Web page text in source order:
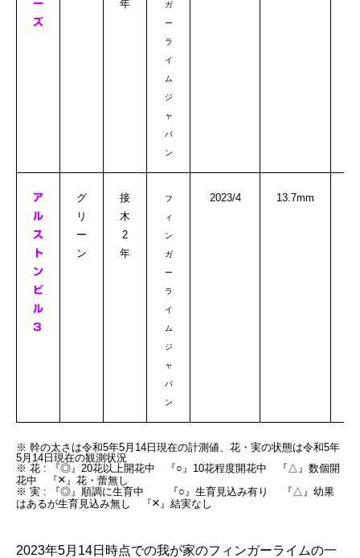
ー
ズ
年
ガ
ー
ラ
イ
ム
ジ
ャ
パ
ン
ア
ル
ス
ト
ン
ビ
ル
3
グ
リ
ー
ン
接
木
2
年
フ
ィ
ン
ガ
ー
ラ
イ
ム
ジ
ャ
パ
ン
2023/4 13.7mm
※ 幹の太さは令和5年5月14日現在の計測値、花・実の状態は令和5年
5月14日現在の観測状況
※ 花 : 『◎』20花以上開花中 『○』10花程度開花中 『△』数個開
花中 『×』花・蕾無し
※ 実 : 『◎』順調に生育中 『○』生育見込み有り 『△』幼果
はあるが生育見込み無し 『×』結実なし
2023年5月14日時点での我が家のフィンガーライムの一